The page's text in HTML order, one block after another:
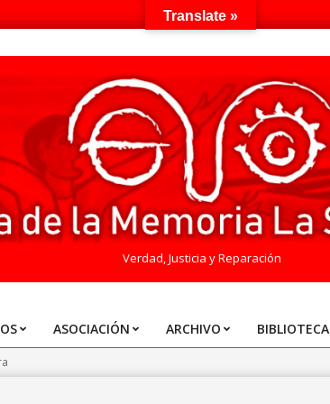
Verdad, Justicia y Reparación
ASOCIACIÓN ARCHIVO BIBLIOTECA
Translate »